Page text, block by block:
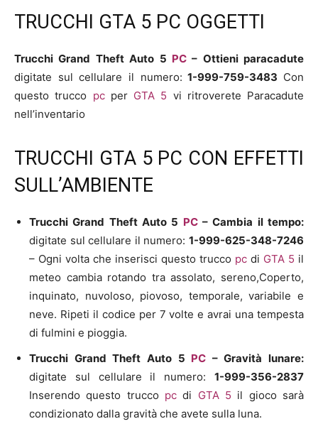
TRUCCHI GTA 5 PC OGGETTI
Trucchi Grand Theft Auto 5 PC– Ottieni paracadute
digitate sul cellulare il numero: 1-999-759-3483 Con
questo trucco pcper GTA 5 vi ritroverete Paracadute
nell’inventario
TRUCCHI GTA 5 PC CON EFFETTI
SULL’AMBIENTE
Trucchi Grand Theft Auto 5 PC–Cambia il tempo:
digitate sul cellulare il numero: 1-999-625-348-7246
– Ogni volta che inserisci questo trucco pc di GTA 5 il
meteo cambia rotando tra assolato, sereno,Coperto,
inquinato, nuvoloso, piovoso, temporale, variabile e
neve. Ripeti il codice per 7 volte e avrai una tempesta
di fulmini e pioggia.
Trucchi Grand Theft Auto 5 PC –Gravità lunare:
digitate sul cellulare il numero: 1-999-356-2837
Inserendo questo trucco pc di GTA 5 il gioco sarà
condizionato dalla gravità che avete sulla luna.